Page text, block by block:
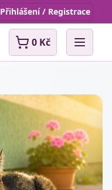
Přihlášení / Registrace
0 Kč Open